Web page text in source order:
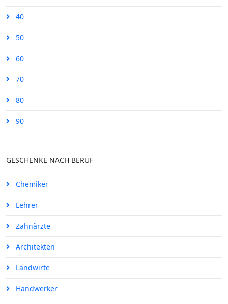
40
50
60
70
80
90
GESCHENKE NACH BERUF
Chemiker
Lehrer
Zahnärzte
Architekten
Landwirte
Handwerker